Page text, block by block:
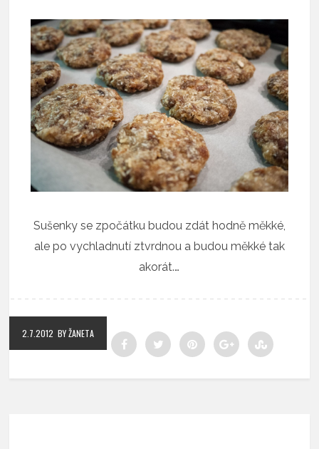
Sušenky se zpočátku budou zdát hodně měkké,
ale po vychladnutí ztvrdnou a budou měkké tak
akorát.…
2.7.2012 BY ŽANETA